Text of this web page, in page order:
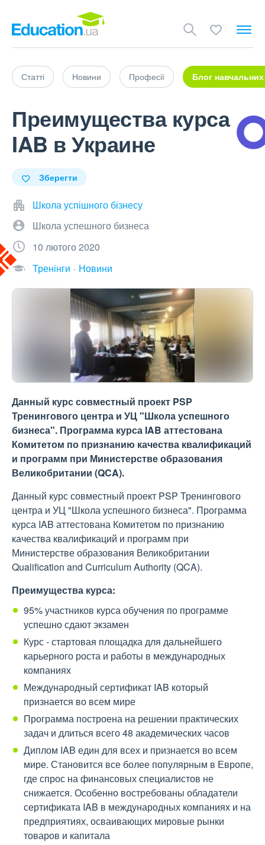
Статті Новини Професії Блог навчальних
Преимущества курса
IAB в Украине
Зберегти
Школа успішного бізнесу
Школа успешного бизнеса
10 лютого 2020
Тренінги
Новини
Данный курс совместный проект PSP
Тренингового центра и УЦ "Школа успешного
бизнеса". Программа курса IAB аттестована
Комитетом по признанию качества квалификаций
и программ при Министерстве образования
Великобритании (QCA).
Данный курс совместный проект PSP Тренингового
центра и УЦ "Школа успешного бизнеса". Программа
курса IAB аттестована Комитетом по признанию
качества квалификаций и программ при
Министерстве образования Великобритании
Qualification and Curriculum Authority (QCA).
Преимущества курса:
95% участников курса обучения по программе
успешно сдают экзамен
Курс - стартовая площадка для дальнейшего
карьерного роста и работы в международных
компаниях
Международный сертификат IAB который
признается во всем мире
Программа построена на решении практических
задач и длиться всего 48 академических часов
Диплом IAB един для всех и признается во всем
мире. Становится все более популярным в Европе,
где спрос на финансовых специалистов не
снижается. Особенно востребованы обладатели
сертификата IAB в международных компаниях и на
предприятиях, осваивающих мировые рынки
товаров и капитала